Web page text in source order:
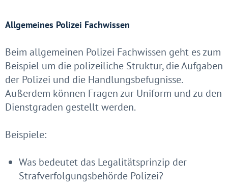
Allgemeines Polizei Fachwissen
Beim allgemeinen Polizei Fachwissen geht es zum
Beispiel um die polizeiliche Struktur, die Aufgaben
der Polizei und die Handlungsbefugnisse.
Außerdem können Fragen zur Uniform und zu den
Dienstgraden gestellt werden.
Beispiele:
Was bedeutet das Legalitätsprinzip der
Strafverfolgungsbehörde Polizei?